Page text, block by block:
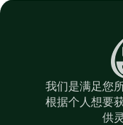
我们是满足您
根据个人想要
供